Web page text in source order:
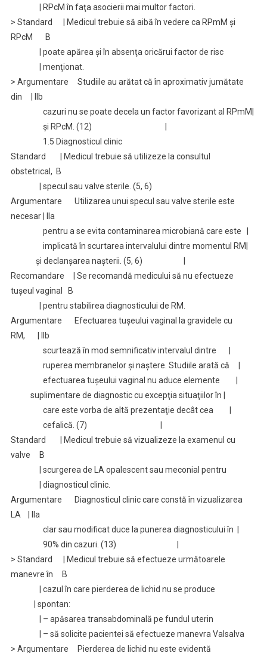
| RPcM în faţa asocierii mai multor factori.
> Standard | Medicul trebuie să aibă în vedere ca RPmM şi
RPcM B
| poate apărea şi în absenţa oricărui factor de risc
| menţionat.
> Argumentare Studiile au arătat că în aproximativ jumătate
din | IIb
cazuri nu se poate decela un factor favorizant al RPmM|
şi RPcM. (12) |
1.5 Diagnosticul clinic
Standard | Medicul trebuie să utilizeze la consultul
obstetrical, B
| specul sau valve sterile. (5, 6)
Argumentare Utilizarea unui specul sau valve sterile este
necesar | IIa
pentru a se evita contaminarea microbiană care este |
implicată în scurtarea intervalului dintre momentul RM|
şi declanşarea naşterii. (5, 6) |
Recomandare | Se recomandă medicului să nu efectueze
tuşeul vaginal B
| pentru stabilirea diagnosticului de RM.
Argumentare Efectuarea tuşeului vaginal la gravidele cu
RM, | IIb
scurtează în mod semnificativ intervalul dintre |
ruperea membranelor şi naştere. Studiile arată că |
efectuarea tuşeului vaginal nu aduce elemente |
suplimentare de diagnostic cu excepţia situaţiilor în |
care este vorba de altă prezentaţie decât cea |
cefalică. (7) |
Standard | Medicul trebuie să vizualizeze la examenul cu
valve B
| scurgerea de LA opalescent sau meconial pentru
| diagnosticul clinic.
Argumentare Diagnosticul clinic care constă în vizualizarea
LA | IIa
clar sau modificat duce la punerea diagnosticului în |
90% din cazuri. (13) |
> Standard | Medicul trebuie să efectueze următoarele
manevre în B
| cazul în care pierderea de lichid nu se produce
| spontan:
| – apăsarea transabdominală pe fundul uterin
| – să solicite pacientei să efectueze manevra Valsalva
> Argumentare Pierderea de lichid nu este evidentă